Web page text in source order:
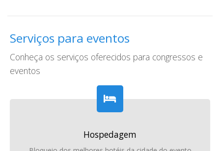
Serviços para eventos
Conheça os serviços oferecidos para congressos e
eventos
Hospedagem